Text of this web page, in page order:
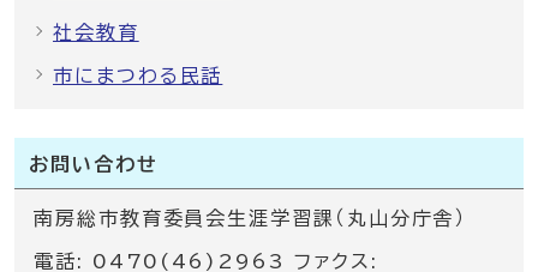
社会教育
市にまつわる民話
お問い合わせ
南房総市教育委員会生涯学習課（丸山分庁舎）
電話: 0470(46)2963 ファクス: